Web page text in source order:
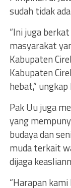
sudah tidak
“Ini juga
masyarakat
Kabupaten
Kabupaten
hebat,” ungkap
Pak Uu juga
yang
budaya dan
muda terkait
dijaga
“Harapan